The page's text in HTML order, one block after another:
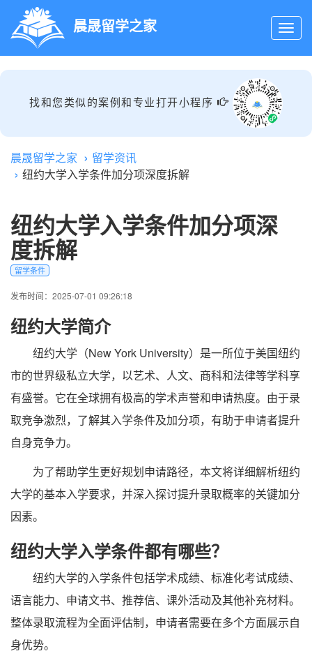
晨晟留学之家
找和您类似的案例和专业打开小程序
晨晟留学之家
留学资讯
纽约大学入学条件加分项深度拆解
纽约大学入学条件加分项深
度拆解
留学条件
发布时间：2025-07-01 09:26:18
纽约大学简介
纽约大学（New York University）是一所位于美国纽约
市的世界级私立大学，以艺术、人文、商科和法律等学科享
有盛誉。它在全球拥有极高的学术声誉和申请热度。由于录
取竞争激烈，了解其入学条件及加分项，有助于申请者提升
自身竞争力。
为了帮助学生更好规划申请路径，本文将详细解析纽约
大学的基本入学要求，并深入探讨提升录取概率的关键加分
因素。
纽约大学入学条件都有哪些？
纽约大学的入学条件包括学术成绩、标准化考试成绩、
语言能力、申请文书、推荐信、课外活动及其他补充材料。
整体录取流程为全面评估制，申请者需要在多个方面展示自
身优势。